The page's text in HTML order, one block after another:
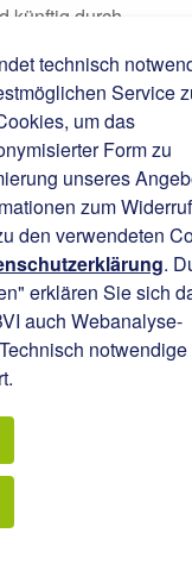
künftig durch
ist das
Verordnung
Aktientickers
als
ETF-Ticker
operativen
die
technisch
Service
um das
Form zu
unseres
zum
den verwendeten
.
erklären Sie sich
auch Webanalyse-
notwendige